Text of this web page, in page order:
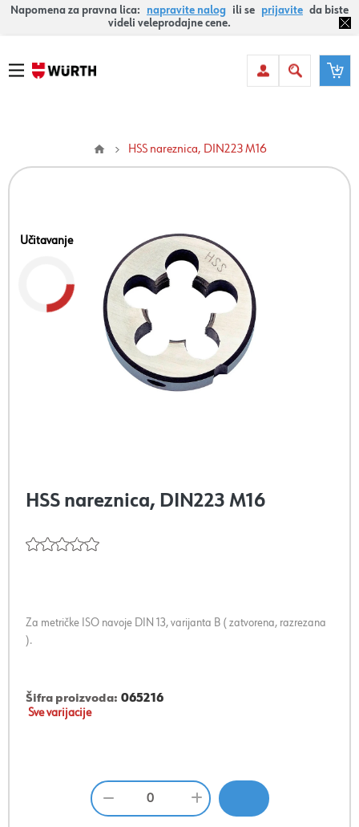
Napomena za pravna lica: napravite nalog ili se prijavite da biste
videli veleprodajne cene.
HSS nareznica, DIN223 M16
Učitavanje
HSS nareznica, DIN223 M16
Za metričke ISO navoje DIN 13, varijanta B ( zatvorena, razrezana
).
Šifra proizvoda: 065216
Sve varijacije